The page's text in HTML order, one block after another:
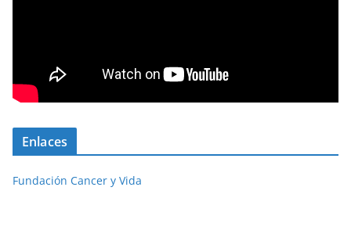
Enlaces
Fundación Cancer y Vida